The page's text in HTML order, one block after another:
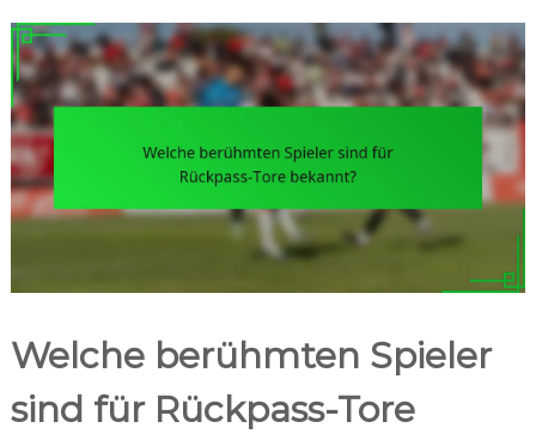
Welche berühmten Spieler
sind für Rückpass-Tore